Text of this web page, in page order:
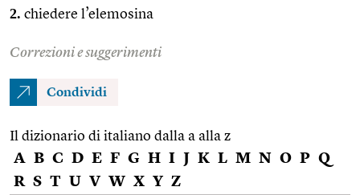
2. chiedere l’elemosina
Correzioni e suggerimenti
Condividi
Il dizionario di italiano dalla a alla z
A B C D E F G H I J K L M N O P Q
R S T U V W X Y Z